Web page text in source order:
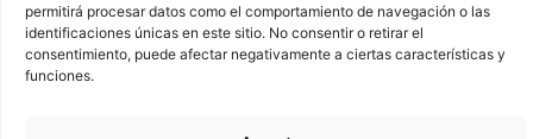
permitirá procesar datos como el comportamiento de navegación o las
identificaciones únicas en este sitio. No consentir o retirar el
consentimiento, puede afectar negativamente a ciertas características y
funciones.
© FEDERACIÓN ESPAÑOLA DE RUGBY 2023.
DESARROLLADO POR TOOOLS .